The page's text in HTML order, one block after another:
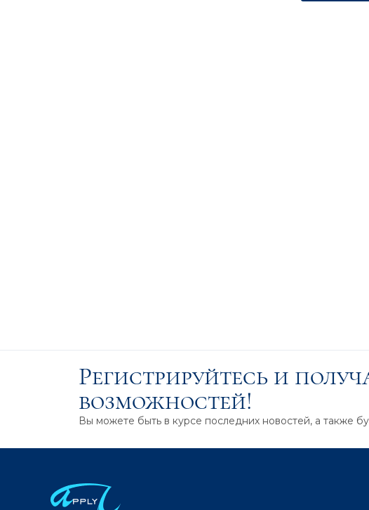
Регистрируйтесь и
возможностей!
Вы можете быть в курсе последних новостей, а также